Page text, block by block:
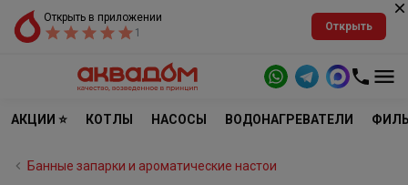
Открыть в приложении
1
Открыть
АКЦИИ ⭐ КОТЛЫ НАСОСЫ ВОДОНАГРЕВАТЕЛИ
Банные запарки и ароматические настои